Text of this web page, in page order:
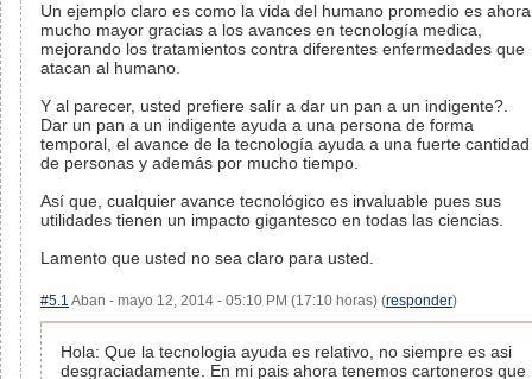
Un ejemplo claro es como la vida del humano promedio es ahora
mucho mayor gracias a los avances en tecnología medica,
mejorando los tratamientos contra diferentes enfermedades que
atacan al humano.
Y al parecer, usted prefiere salír a dar un pan a un indigente?.
Dar un pan a un indigente ayuda a una persona de forma
temporal, el avance de la tecnología ayuda a una fuerte cantidad
de personas y además por mucho tiempo.
Así que, cualquier avance tecnológico es invaluable pues sus
utilidades tienen un impacto gigantesco en todas las ciencias.
Lamento que usted no sea claro para usted.
#5.1 Aban - mayo 12, 2014 - 05:10 PM (17:10 horas) (responder)
Hola: Que la tecnologia ayuda es relativo, no siempre es asi
desgraciadamente. En mi pais ahora tenemos cartoneros que